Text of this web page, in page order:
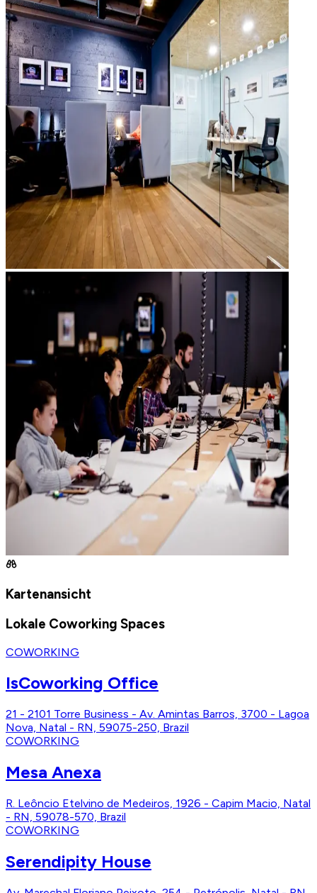
Kartenansicht
Lokale Coworking Spaces
COWORKING
IsCoworking Office
21 - 2101 Torre Business - Av. Amintas Barros, 3700 - Lagoa
Nova, Natal - RN, 59075-250, Brazil
COWORKING
Mesa Anexa
R. Leôncio Etelvino de Medeiros, 1926 - Capim Macio, Natal
- RN, 59078-570, Brazil
COWORKING
Serendipity House